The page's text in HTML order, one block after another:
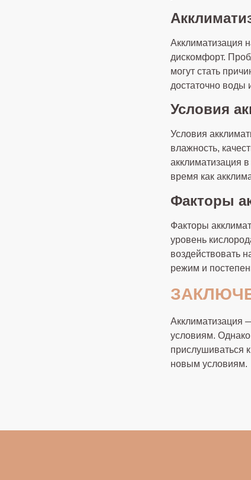
Акклиматизация
дискомфорт.
могут стать
достаточно воды
Условия
Условия
влажность,
акклиматизация
время как
Факторы
Факторы
уровень
воздействовать
режим и
Акклиматизация
условиям.
прислушиваться
новым условиям.